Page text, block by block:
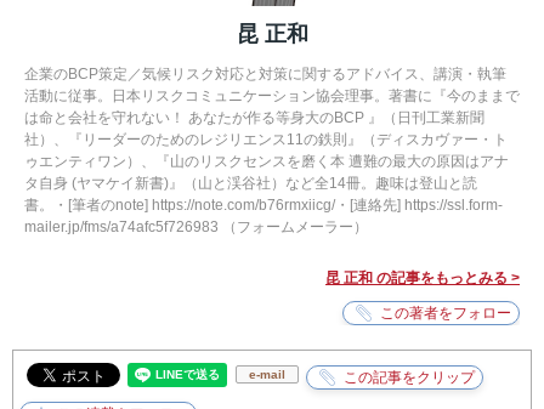
昆 正和
企業のBCP策定／気候リスク対応と対策に関するアドバイス、講演・執筆
活動に従事。日本リスクコミュニケーション協会理事。著書に『今のままで
は命と会社を守れない！ あなたが作る等身大のBCP 』（日刊工業新聞
社）、『リーダーのためのレジリエンス11の鉄則』（ディスカヴァー・ト
ゥエンティワン）、『山のリスクセンスを磨く本 遭難の最大の原因はアナ
タ自身 (ヤマケイ新書)』（山と渓谷社）など全14冊。趣味は登山と読
書。・[筆者のnote] https://note.com/b76rmxiicg/・[連絡先] https://ssl.form-
mailer.jp/fms/a74afc5f726983 （フォームメーラー）
昆 正和 の記事をもっとみる >
e-mail